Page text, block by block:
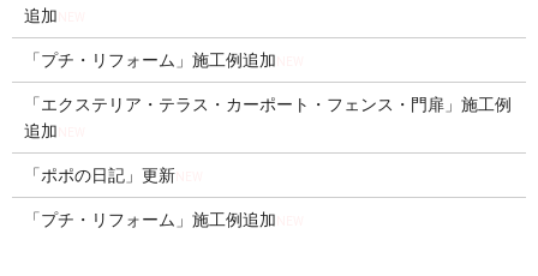
追加
「プチ・リフォーム」施工例追加
「エクステリア・テラス・カーポート・フェンス・門扉」施工例
追加
「ポポの日記」更新NEW
「プチ・リフォーム」施工例追加